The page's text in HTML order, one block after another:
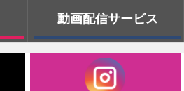
動画配信サービス